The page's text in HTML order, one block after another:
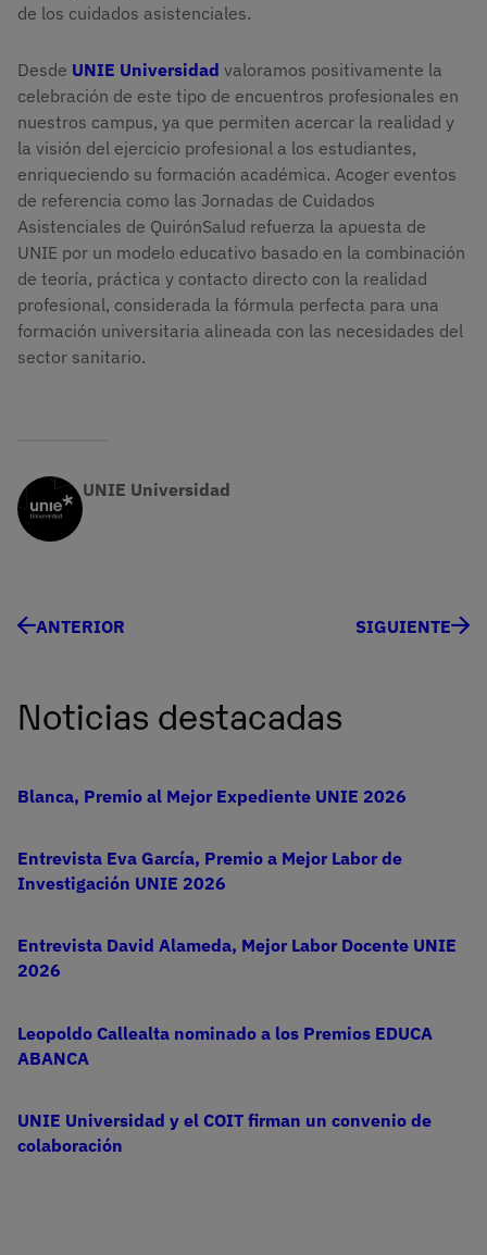
de los cuidados asistenciales.
Desde UNIE Universidad valoramos positivamente la
celebración de este tipo de encuentros profesionales en
nuestros campus, ya que permiten acercar la realidad y
la visión del ejercicio profesional a los estudiantes,
enriqueciendo su formación académica. Acoger eventos
de referencia como las Jornadas de Cuidados
Asistenciales de QuirónSalud refuerza la apuesta de
UNIE por un modelo educativo basado en la combinación
de teoría, práctica y contacto directo con la realidad
profesional, considerada la fórmula perfecta para una
formación universitaria alineada con las necesidades del
sector sanitario.
UNIE Universidad
ANTERIOR SIGUIENTE
Noticias destacadas
Blanca, Premio al Mejor Expediente UNIE 2026
Entrevista Eva García, Premio a Mejor Labor de
Investigación UNIE 2026
Entrevista David Alameda, Mejor Labor Docente UNIE
2026
Leopoldo Callealta nominado a los Premios EDUCA
ABANCA
UNIE Universidad y el COIT firman un convenio de
colaboración